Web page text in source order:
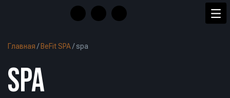
Главная / BeFit SPA/spa
SPA